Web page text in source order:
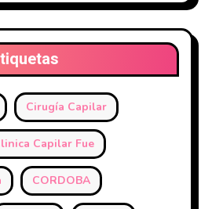
Cirugía Capilar
Capilar Fue
CORDOBA